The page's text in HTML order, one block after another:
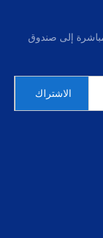
مباشرة إلى صندوق
الاشتراك